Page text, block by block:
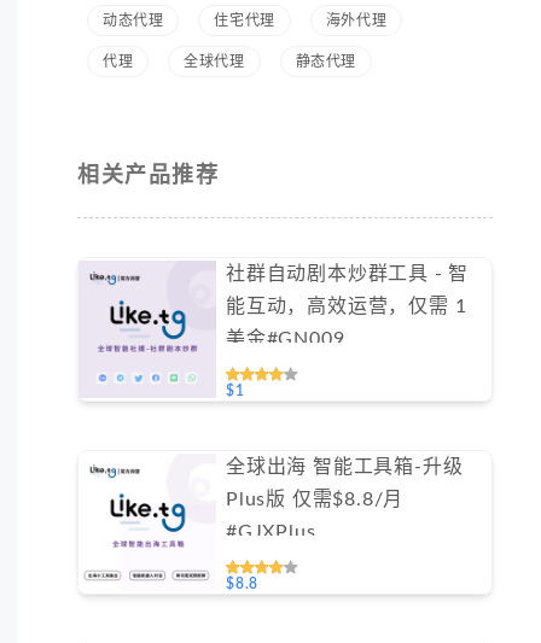
动态代理 住宅代理 海外代理
代理 全球代理 静态代理
相关产品推荐
社群自动剧本炒群工具 - 智
能互动，高效运营，仅需 1
美金#GN009
$1
全球出海 智能工具箱-升级
Plus版 仅需$8.8/月
#GJXPlus
$8.8